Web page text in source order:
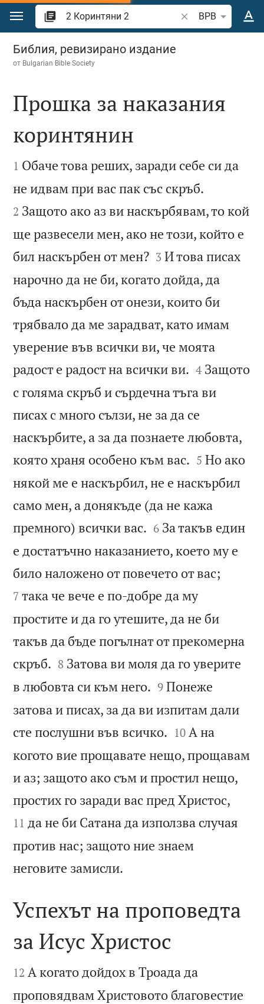
Преминете към съдържанието
Търсете стих или
BPB
2 Коринтяни 2
Библия, ревизирано издание
от Bulgarian Bible Society

Прошка за наказания
коринтянин

1 Обаче това реших, заради себе си да
не идвам при вас пак със скръб.
2 Защото ако аз ви наскърбявам, то кой
ще развесели мен, ако не този, който е
бил наскърбен от мен?
3 И това писах
нарочно да не би, когато дойда, да
бъда наскърбен от онези, които би
трябвало да ме зарадват, като имам
уверение във всички ви, че моята
радост е радост на всички ви. 

4 Защото
с голяма скръб и сърдечна тъга ви
писах с много сълзи, не за да се
наскърбите, а за да познаете любовта,
която храня особено към вас. 

5 Но ако
някой ме е наскърбил, не е наскърбил
само мен, а донякъде (да не кажа
премного) всички вас. 

6 За такъв един
е достатъчно наказанието, което му е
било наложено от повечето от вас;
7 така че вече е по-добре да му
простите и да го утешите, да не би
такъв да бъде погълнат от прекомерна
скръб. 

8 Затова ви моля да го уверите
в любовта си към него. 

9 Понеже
затова и писах, за да ви изпитам дали
сте послушни във всичко. 

10 А на
когото вие прощавате нещо, прощавам
и аз; защото ако съм и простил нещо,
простих го заради вас пред Христос,
11 да не би Сатана да използва случая
против нас; защото ние знаем
неговите замисли.

Успехът на проповедта
за Исус Христос

12 А когато дойдох в Троада да
проповядвам Христовото благовестие